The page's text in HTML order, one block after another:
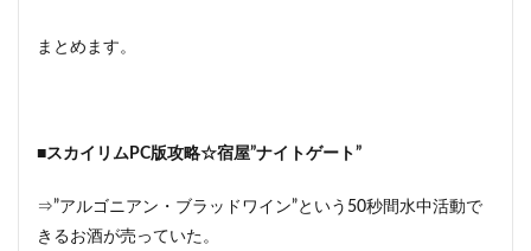
まとめます。
■スカイリムPC版攻略☆宿屋”ナイトゲート”
⇒”アルゴニアン・ブラッドワイン”という50秒間水中活動で
きるお酒が売っていた。